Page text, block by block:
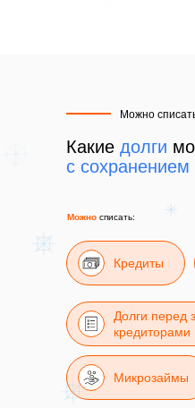
Какие долги
с
Можно
Можно списать:
Микрозаймы
Кредиты
Долги перед
кредиторами